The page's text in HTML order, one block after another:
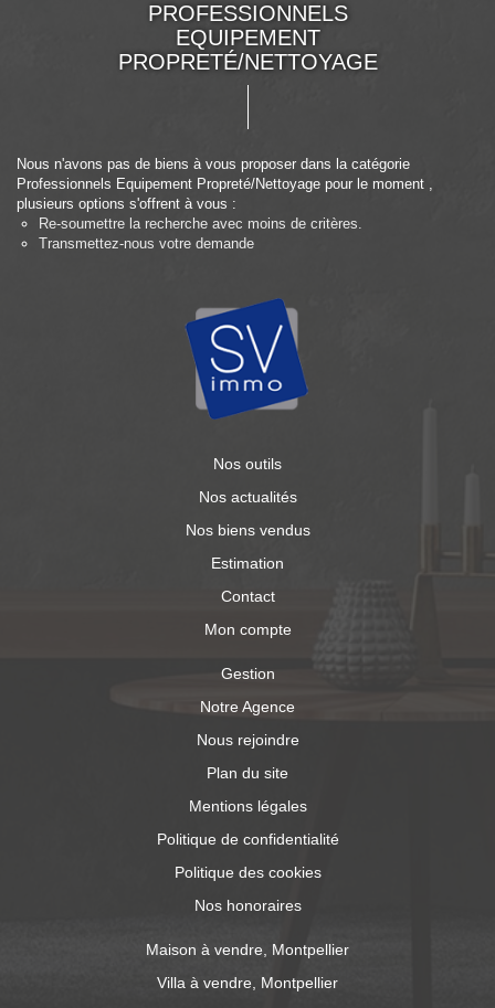
PROFESSIONNELS
EQUIPEMENT
PROPRETÉ/NETTOYAGE
Nous n'avons pas de biens à vous proposer dans la catégorie
Professionnels Equipement Propreté/Nettoyage pour le moment ,
plusieurs options s'offrent à vous :
Re-soumettre la recherche avec moins de critères.
Transmettez-nous votre demande
Nos outils
Nos actualités
Nos biens vendus
Estimation
Contact
Mon compte
Gestion
Notre Agence
Nous rejoindre
Plan du site
Mentions légales
Politique de confidentialité
Politique des cookies
Nos honoraires
Maison à vendre, Montpellier
Villa à vendre, Montpellier